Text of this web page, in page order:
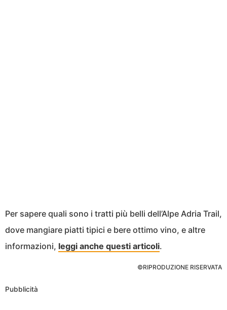
Per sapere quali sono i tratti più belli dell’Alpe Adria Trail,
dove mangiare piatti tipici e bere ottimo vino, e altre
informazioni, leggi anche questi articoli.
©RIPRODUZIONE RISERVATA
Pubblicità